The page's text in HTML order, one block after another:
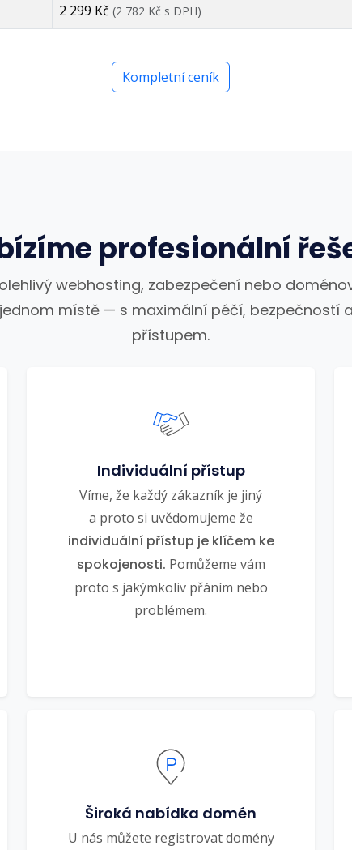
2 299 Kč (2 782 Kč s DPH)
Kompletní ceník
profesionální
webhosting, zabezpečení nebo
místě — s maximální péčí, bezpečností
přístupem.
Individuální přístup
Víme, že každý zákazník je jiný
a proto si uvědomujeme že
individuální přístup je klíčem ke
spokojenosti. Pomůžeme vám
proto s jakýmkoliv přáním nebo
problémem.
Široká nabídka domén
U nás můžete registrovat domény